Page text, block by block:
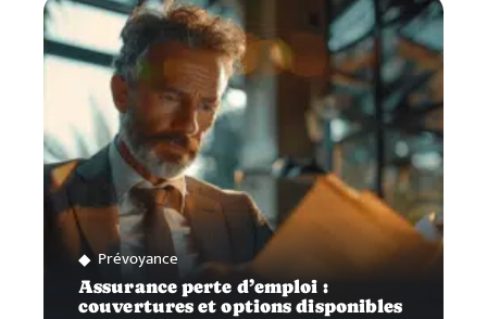
Prévoyance
Assurance perte d’emploi :
couvertures et options disponibles